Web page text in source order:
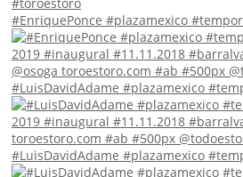
#EnriquePonce #plazamexico
#LuisDavidAdame #plazamexico
#LuisDavidAdame #plazamexico